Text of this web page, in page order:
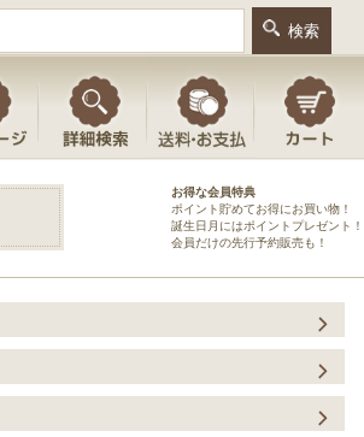
お得な会員特典
ポイント貯めてお得にお買い物！
誕生日月にはポイントプレゼント！
会員だけの先行予約販売も！